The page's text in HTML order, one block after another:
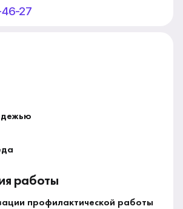
27
работы
профилактической работы